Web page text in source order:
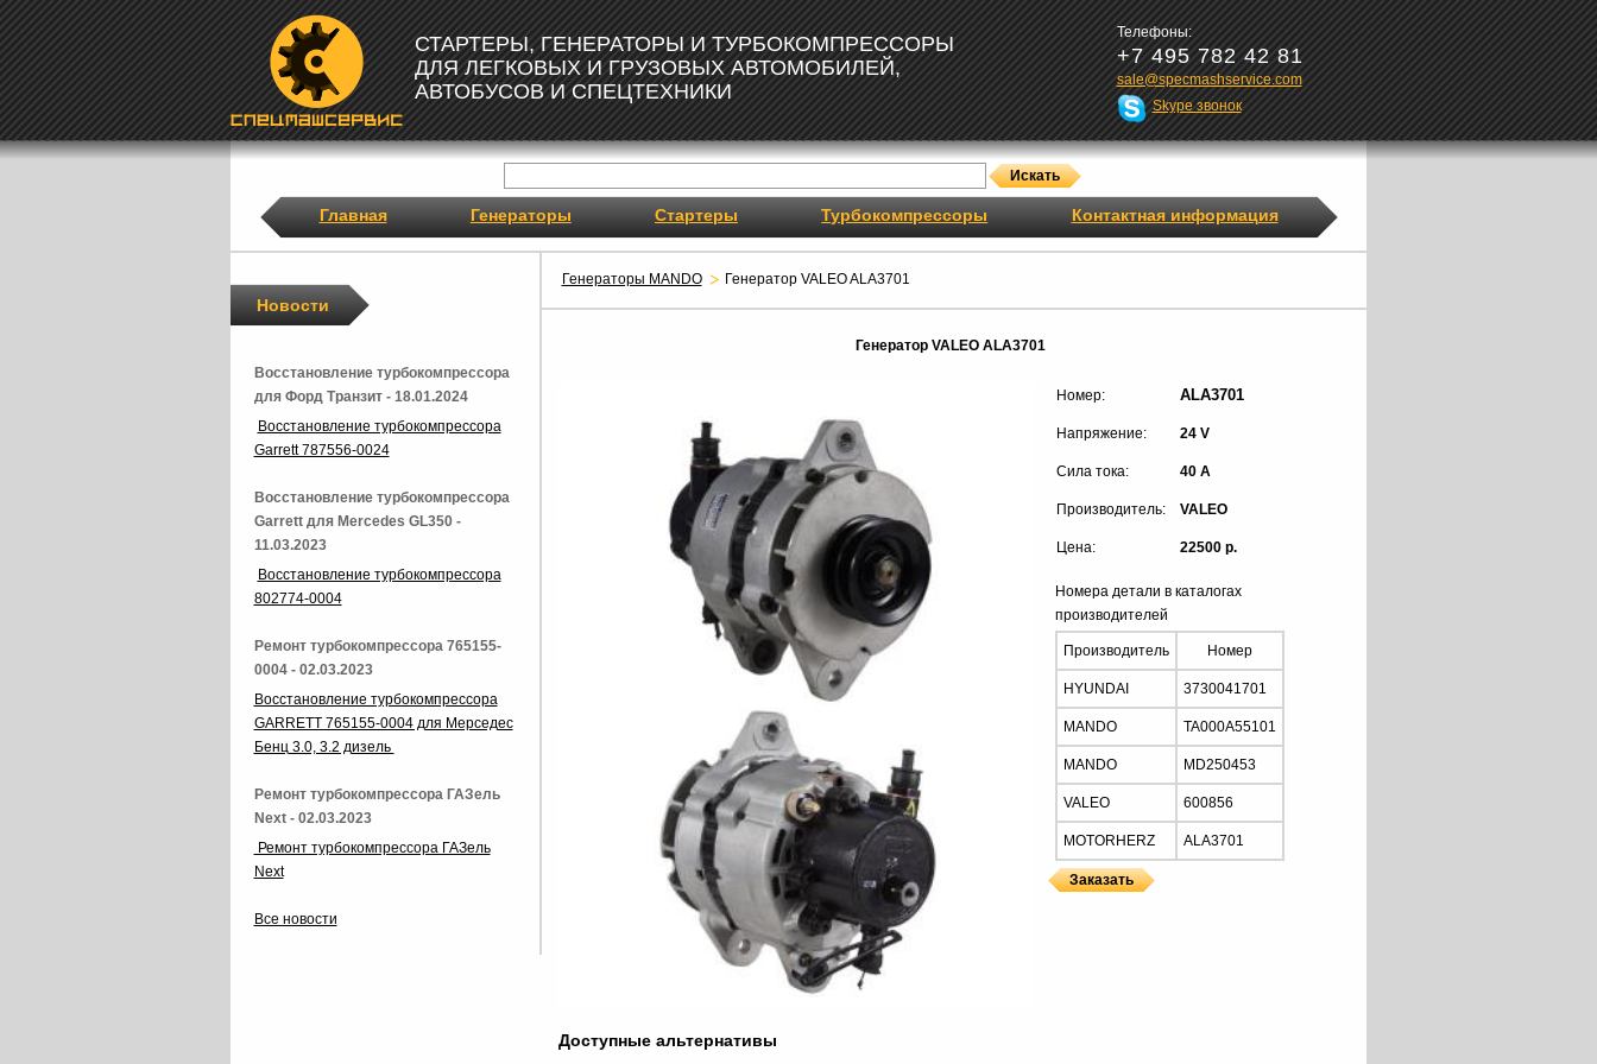
СТАРТЕРЫ, ГЕНЕРАТОРЫ И ТУРБОКОМПРЕССОРЫ
ДЛЯ ЛЕГКОВЫХ И ГРУЗОВЫХ АВТОМОБИЛЕЙ,
АВТОБУСОВ И СПЕЦТЕХНИКИ
Телефоны:
+7 495 782 42 81
sale@specmashservice.com
Skype звонок
Главная Генераторы Стартеры Турбокомпрессоры Контактная информация
Генераторы MANDO Генератор VALEO ALA3701
Генератор VALEO ALA3701
Номер: ALA3701
Напряжение: 24 V
Сила тока: 40 A
Производитель: VALEO
Цена: 22500 р.
Номера детали в каталогах
производителей
Производитель Номер
HYUNDAI 3730041701
MANDO TA000A55101
MANDO MD250453
VALEO 600856
MOTORHERZ ALA3701
Доступные альтернативы
Новости
Восстановление турбокомпрессора
для Форд Транзит - 18.01.2024
Восстановление турбокомпрессора
Garrett 787556-0024
Восстановление турбокомпрессора
Garrett для Mercedes GL350 -
11.03.2023
Восстановление турбокомпрессора
802774-0004
Ремонт турбокомпрессора 765155-
0004 - 02.03.2023
Восстановление турбокомпрессора
GARRETT 765155-0004 для Мерседес
Бенц 3.0, 3.2 дизель
Ремонт турбокомпрессора ГАЗель
Next - 02.03.2023
Ремонт турбокомпрессора ГАЗель
Next
Все новости